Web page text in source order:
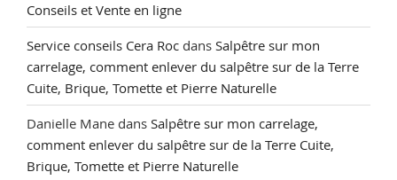
Conseils et Vente en ligne
Service conseils Cera Roc dans Salpêtre sur mon
carrelage, comment enlever du salpêtre sur de la Terre
Cuite, Brique, Tomette et Pierre Naturelle
Danielle Mane dans Salpêtre sur mon carrelage,
comment enlever du salpêtre sur de la Terre Cuite,
Brique, Tomette et Pierre Naturelle